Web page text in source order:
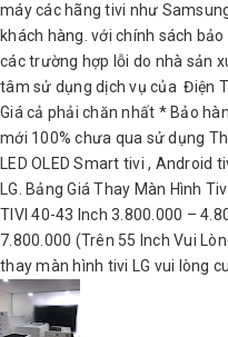
máy các hãng tivi như
khách hàng. với chính sách
các trường hợp lỗi do nhà sản
tâm sử dụng dịch vụ của Điện
Giá cả phải chăn nhất * Bảo
mới 100% chưa qua sử dụng
LED OLED Smart tivi ,
LG. Bảng Giá Thay Màn Hình
TIVI 40-43 Inch 3.800.000 –
7.800.000 (Trên 55 Inch Vui
thay màn hình tivi LG vui lòng